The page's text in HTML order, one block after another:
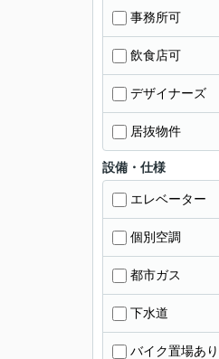
事務所可
飲食店可
デザイナーズ
居抜物件
設備・仕様
エレベーター
個別空調
都市ガス
下水道
バイク置場あり